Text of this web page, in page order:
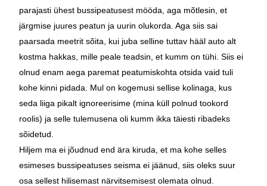
parajasti ühest bussipeatusest mööda, aga mõtlesin, et
järgmise juures peatun ja uurin olukorda. Aga siis sai
paarsada meetrit sõita, kui juba selline tuttav hääl auto alt
kostma hakkas, mille peale teadsin, et kumm on tühi. Siis ei
olnud enam aega paremat peatumiskohta otsida vaid tuli
kohe kinni pidada. Mul on kogemusi sellise kolinaga, kus
seda liiga pikalt ignoreerisime (mina küll polnud tookord
roolis) ja selle tulemusena oli kumm ikka täiesti ribadeks
sõidetud.
Hiljem ma ei jõudnud end ära kiruda, et ma kohe selles
esimeses bussipeatuses seisma ei jäänud, siis oleks suur
osa sellest hilisemast närvitsemisest olemata olnud.